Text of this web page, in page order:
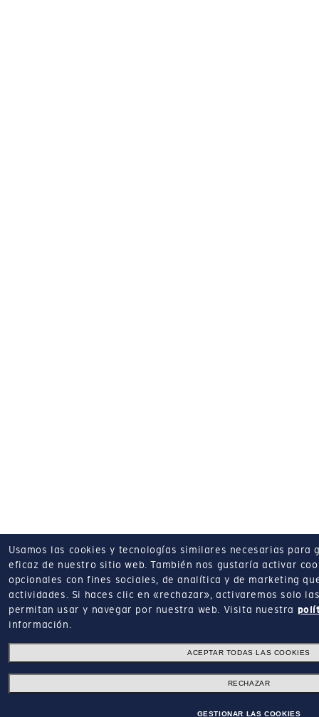
Usamos las cookies y tecnologías similares necesarias
eficaz de nuestro sitio web. También nos gustaría activar
opcionales con fines sociales, de analítica y de marketing
actividades.
Si haces clic en «rechazar», activaremos solo
permitan usar y navegar por nuestra web.
Visita nuestra
información.
ACEPTAR TODAS LAS COOKIES
RECHAZAR
GESTIONAR LAS COOKIES